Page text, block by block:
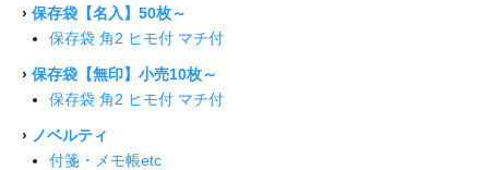
› 保存袋【名入】50枚～
保存袋 角2 ヒモ付 マチ付
› 保存袋【無印】小売10枚～
保存袋 角2 ヒモ付 マチ付
› ノベルティ
付箋・メモ帳etc